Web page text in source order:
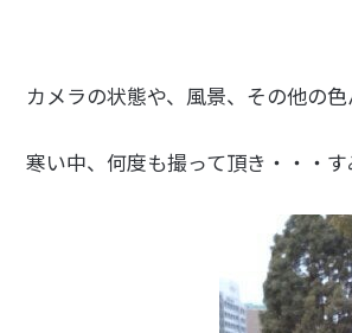
カメラの状態や、風景、その他の
寒い中、何度も撮って頂き・・・す